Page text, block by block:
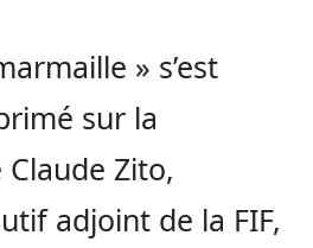
» s’est
sur la
Zito,
adjoint de la FIF,